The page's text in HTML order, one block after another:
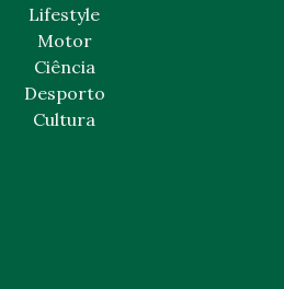
Lifestyle
Motor
Ciência
Desporto
Cultura